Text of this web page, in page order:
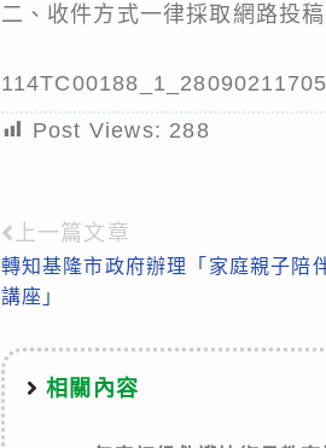
二、收件方式一律採取網路投
114TC00188_1_28090211705
Post Views: 288
Read
more
上一篇文章
轉知基隆市政府辦理「家庭親子陪
講座」
相關內容